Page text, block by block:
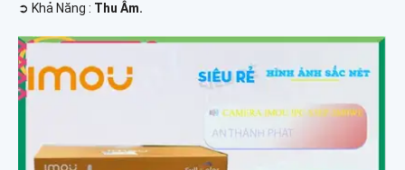
️➲ Khả Năng : Thu Âm.